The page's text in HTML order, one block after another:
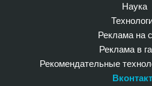
Наука
Реклама на
Реклама в
Рекомендательные